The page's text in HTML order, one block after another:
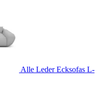
Alle Leder Ecksofas L-